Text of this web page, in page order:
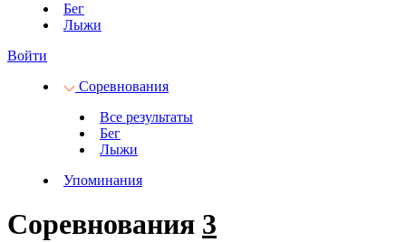
Бег
Лыжи
Войти
Соревнования
Все результаты
Бег
Лыжи
Упоминания
Соревнования 3